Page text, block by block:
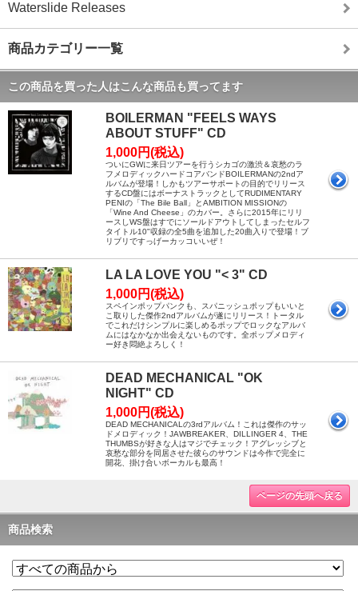
Waterslide Releases
商品カテゴリー一覧
この商品を買った人はこんな商品も買ってます
BOILERMAN "FEELS WAYS
ABOUT STUFF" CD
1,000円(税込)
ついにGWに来日ツアーを行うシカゴの激渋＆哀愁のラ
フメロディックハードコアバンドBOILERMANの2ndア
ルバムが登場！しかもツアーサポートの目的でリリース
するCD盤にはボーナストラックとしてRUDIMENTARY
PENIの「The Bile Ball」とAMBITION MISSIONの
「Wine And Cheese」のカバー。さらに2015年にリリ
ースしWS盤はすでにソールドアウトしてしまったセルフ
タイトル10"収録の全5曲を追加した20曲入りで登場！ブ
リブリですっげーカッコいいぜ！
LA LA LOVE YOU "< 3" CD
1,000円(税込)
スペインポップパンクも、スパニッシュポップもいいと
こ取りした傑作2ndアルバムが遂にリリース！トータル
でこれだけシンプルに楽しめるポップでロックなアルバ
ムにはなかなか出会えないものです。全ポップメロディ
ー好き悶絶よろしく！
DEAD MECHANICAL "OK
NIGHT" CD
1,000円(税込)
DEAD MECHANICALの3rdアルバム！これは傑作のサッ
ドメロディック！JAWBREAKER、DILLINGER 4、THE
THUMBSが好きな人はマジでチェック！アグレッシブと
哀愁な部分を同居させた彼らのサウンドは今作で完全に
開花、掛け合いボーカルも最高！
ページの先頭へ戻る
商品検索